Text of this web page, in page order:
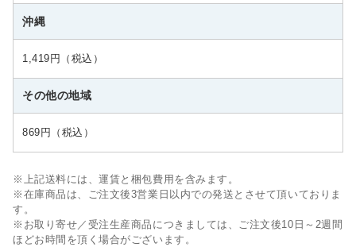
沖縄
1,419円（税込）
その他の地域
869円（税込）
※上記送料には、運賃と梱包費用を含みます。
※在庫商品は、ご注文後3営業日以内での発送とさせて頂いておりま
す。
※お取り寄せ／受注生産商品につきましては、ご注文後10日～2週間
ほどお時間を頂く場合がございます。